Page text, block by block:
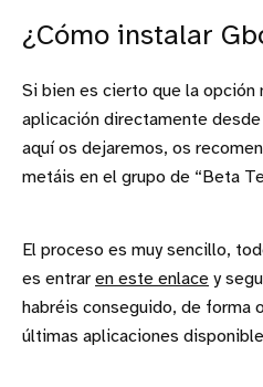
¿Cómo instalar
Si bien es cierto que la opción
aplicación directamente desde
aquí os dejaremos, os
metáis en el grupo de “Beta
El proceso es muy sencillo,
es entrar en este enlace y
habréis conseguido, de forma
últimas aplicaciones